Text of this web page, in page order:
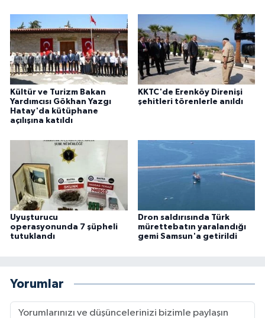
Kültür ve Turizm Bakan
Yardımcısı Gökhan Yazgı
Hatay'da kütüphane
açılışına katıldı
KKTC'de Erenköy Direnişi
şehitleri törenlerle anıldı
Uyuşturucu
operasyonunda 7 şüpheli
tutuklandı
Dron saldırısında Türk
mürettebatın yaralandığı
gemi Samsun'a getirildi
Yorumlar